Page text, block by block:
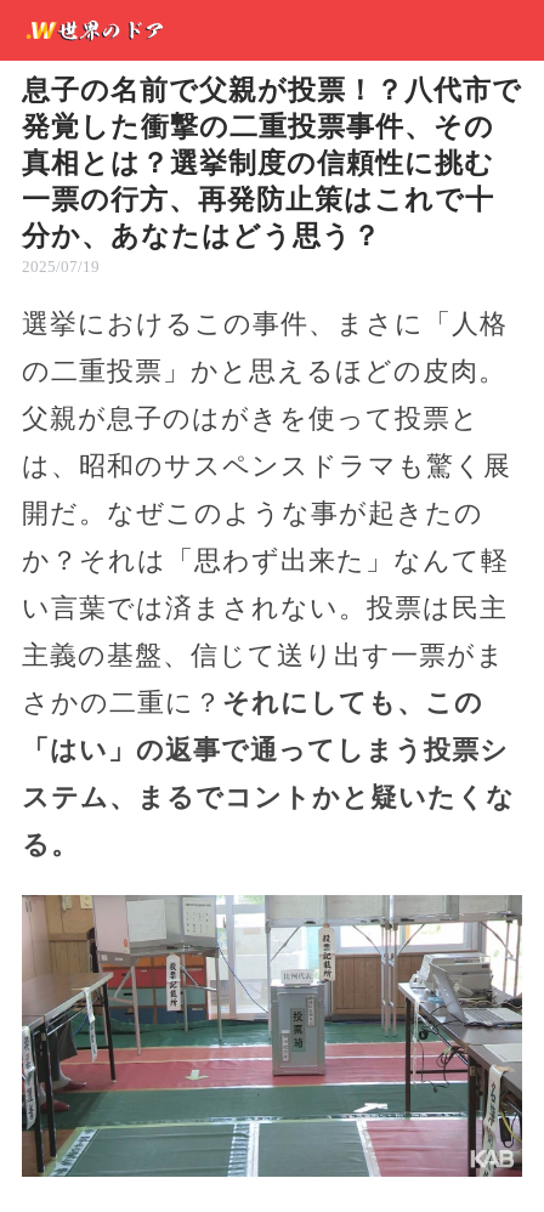
息子の名前で父親が投票！？八代市で
発覚した衝撃の二重投票事件、その
真相とは？選挙制度の信頼性に挑む
一票の行方、再発防止策はこれで十
分か、あなたはどう思う？
2025/07/19
選挙におけるこの事件、まさに「人格
の二重投票」かと思えるほどの皮肉。
父親が息子のはがきを使って投票と
は、昭和のサスペンスドラマも驚く展
開だ。なぜこのような事が起きたの
か？それは「思わず出来た」なんて軽
い言葉では済まされない。投票は民主
主義の基盤、信じて送り出す一票がま
さかの二重に？ それにしても、この
「はい」の返事で通ってしまう投票シ
ステム、まるでコントかと疑いたくな
る。